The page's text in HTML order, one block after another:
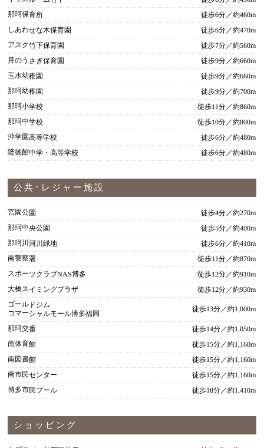
那珂保育所 徒歩6分／約460m
しあわせな木保育園 徒歩6分／約470m
アスク竹下保育園 徒歩7分／約560m
月のうさぎ保育園 徒歩9分／約660m
玉水幼稚園 徒歩9分／約660m
那珂幼稚園 徒歩9分／約700m
那珂小学校 徒歩11分／約860m
那珂中学校 徒歩10分／約800m
沖学園高等学校 徒歩6分／約480m
隆徳館中学・高等学校 徒歩6分／約480m
公共･レジャー施設
宮園公園 徒歩4分／約270m
那珂中央公園 徒歩5分／約400m
那珂川河川緑地 徒歩6分／約410m
南警察署 徒歩11分／約870m
スポーツクラブNAS博多 徒歩12分／約910m
大橋スイミングプラザ 徒歩12分／約930m
ゴールドジム
コマーシャルモール博多福岡 徒歩13分／約1,000m
那珂交番 徒歩14分／約1,050m
南体育館 徒歩15分／約1,160m
南図書館 徒歩15分／約1,160m
南市民センター 徒歩15分／約1,160m
博多市民プール 徒歩18分／約1,410m
ショッピング